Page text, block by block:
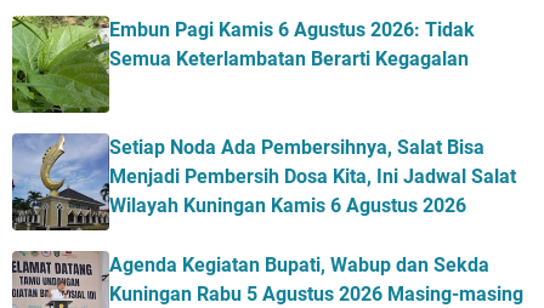
Embun Pagi Kamis 6 Agustus 2026: Tidak
Semua Keterlambatan Berarti Kegagalan
Setiap Noda Ada Pembersihnya, Salat Bisa
Menjadi Pembersih Dosa Kita, Ini Jadwal Salat
Wilayah Kuningan Kamis 6 Agustus 2026
Agenda Kegiatan Bupati, Wabup dan Sekda
Kuningan Rabu 5 Agustus 2026 Masing-masing